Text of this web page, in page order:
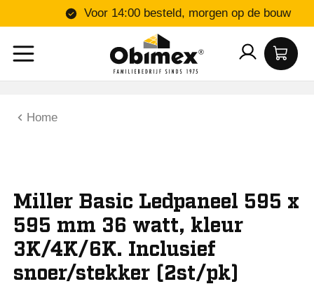
Voor 14:00 besteld, morgen op de
Home
Miller Basic Ledpaneel 595 x
595 mm 36 watt, kleur
3K/4K/6K. Inclusief
snoer/stekker (2st/pk)